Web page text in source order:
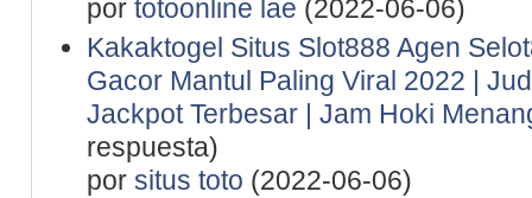
por totoonline lae (2022-06-06)
Kakaktogel Situs Slot888 Agen
Gacor Mantul Paling Viral 2022 |
Jackpot Terbesar | Jam Hoki
respuesta)
por situs toto (2022-06-06)